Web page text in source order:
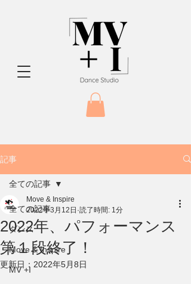
記事
全ての記事
ダンス
Move & Inspire
MV +I
全ての記事
2022年、パフォーマンス
第１段終了！
Move & Inspire
2022年3月12日 読了時間: 1分
更新日： 2022年5月8日